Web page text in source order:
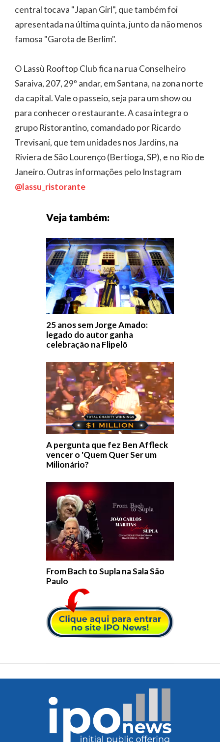
central tocava "Japan Girl", que também foi
apresentada na última quinta, junto da não menos
famosa "Garota de Berlim".
O Lassù Rooftop Club fica na rua Conselheiro
Saraiva, 207, 29º andar, em Santana, na zona norte
da capital. Vale o passeio, seja para um show ou
para conhecer o restaurante. A casa integra o
grupo Ristorantino, comandado por Ricardo
Trevisani, que tem unidades nos Jardins, na
Riviera de São Lourenço (Bertioga, SP), e no Rio de
Janeiro. Outras informações pelo Instagram
@lassu_ristorante
Veja também:
25 anos sem Jorge Amado:
legado do autor ganha
celebração na Flipelô
A pergunta que fez Ben Affleck
vencer o 'Quem Quer Ser um
Milionário?
From Bach to Supla na Sala São
Paulo